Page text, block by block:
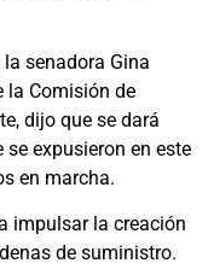
senadora Gina
la Comisión de
dijo que se dará
expusieron en este
en marcha.
impulsar la creación
de suministro.